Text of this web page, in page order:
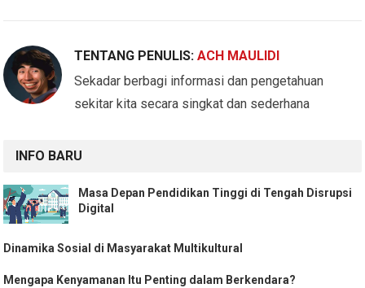
TENTANG PENULIS:ACH MAULIDI
Sekadar berbagi informasi dan pengetahuan
sekitar kita secara singkat dan sederhana
INFO BARU
Masa Depan Pendidikan Tinggi di Tengah Disrupsi
Digital
Dinamika Sosial di Masyarakat Multikultural
Mengapa Kenyamanan Itu Penting dalam Berkendara?